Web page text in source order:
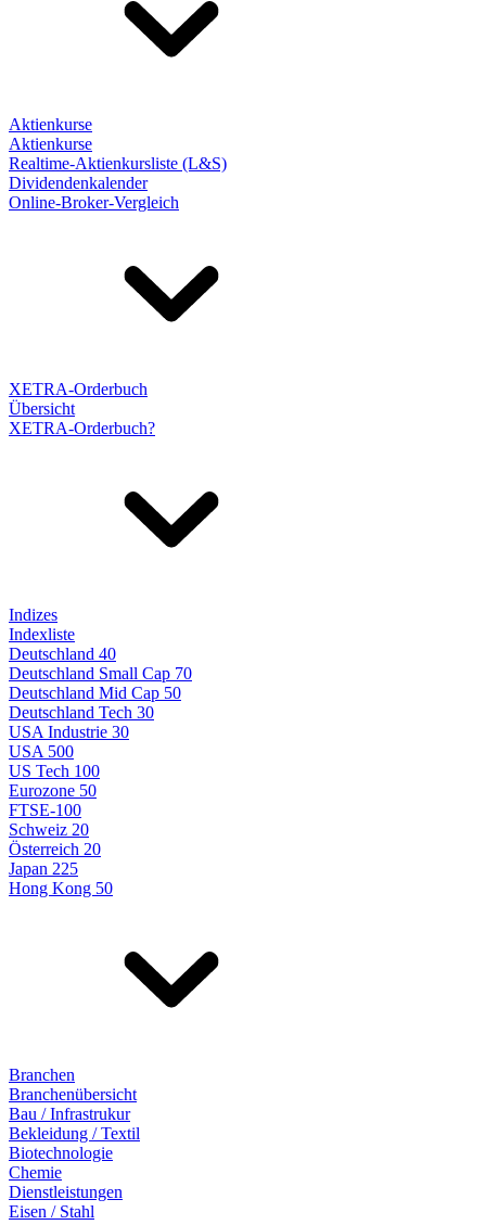
Aktienkurse
Aktienkurse
Realtime-Aktienkursliste (L&S)
Dividendenkalender
Online-Broker-Vergleich
XETRA-Orderbuch
Übersicht
XETRA-Orderbuch?
Indizes
Indexliste
Deutschland 40
Deutschland Small Cap 70
Deutschland Mid Cap 50
Deutschland Tech 30
USA Industrie 30
USA 500
US Tech 100
Eurozone 50
FTSE-100
Schweiz 20
Österreich 20
Japan 225
Hong Kong 50
Branchen
Branchenübersicht
Bau / Infrastrukur
Bekleidung / Textil
Biotechnologie
Chemie
Dienstleistungen
Eisen / Stahl